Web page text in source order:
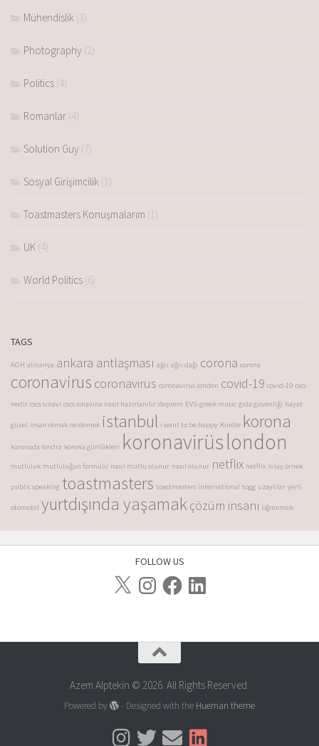
Mühendislik (3)
Photography (2)
Politics (4)
Romanlar (4)
Solution Guy (7)
Sosyal Girişimcilik (1)
Toastmasters Konuşmalarım (1)
UK (4)
World Politics (6)
TAGS
AGH almanya ankara antlaşması ağrı ağrı dağı corona corona
coronavirus coronavirus coronavirus london covid-19 covid-19 cscs
nedir cscs sınavı cscs sınavına nasıl hazırlanılır deprem EVS greek music gıda güvenliği hayat
güzel insan olmak ne demek istanbul i want to be happy Kindle korona
koronada londra korona günlükleri koronavirüslondon
mutluluk mutluluğun formülü nasıl mutlu olunur nasıl olunur netflix netflix nilay örnek
public speaking toastmasters toastmasters international togg uzaylılar yerli
otomobil yurtdışında yaşamakçözüm insanı öğrenmek
FOLLOW US
Azem Alptekin © 2026. All Rights Reserved.
Powered by - Designed with the Hueman theme